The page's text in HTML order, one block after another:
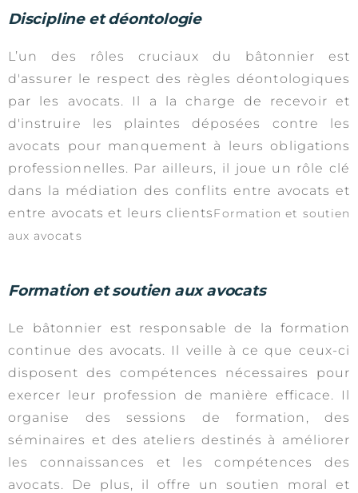
Discipline et déontologie
L’un des rôles cruciaux du bâtonnier est
d'assurer le respect des règles déontologiques
par les avocats. Il a la charge de recevoir et
d'instruire les plaintes déposées contre les
avocats pour manquement à leurs obligations
professionnelles. Par ailleurs, il joue un rôle clé
dans la médiation des conflits entre avocats et
entre avocats et leurs clientsFormation et soutien
aux avocats
Formation et soutien aux avocats
Le bâtonnier est responsable de la formation
continue des avocats. Il veille à ce que ceux-ci
disposent des compétences nécessaires pour
exercer leur profession de manière efficace. Il
organise des sessions de formation, des
séminaires et des ateliers destinés à améliorer
les connaissances et les compétences des
avocats. De plus, il offre un soutien moral et